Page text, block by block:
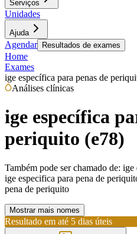
Serviços
Unidades
Ajuda
Agendar Resultados de exames
Home
Exames
ige específica para penas de
Análises clínicas
ige específica
periquito (e78)
Também pode ser chamado de: ige
ige especifica para pena de
pena de periquito
Mostrar mais nomes
Resultado em até 5 dias úteis